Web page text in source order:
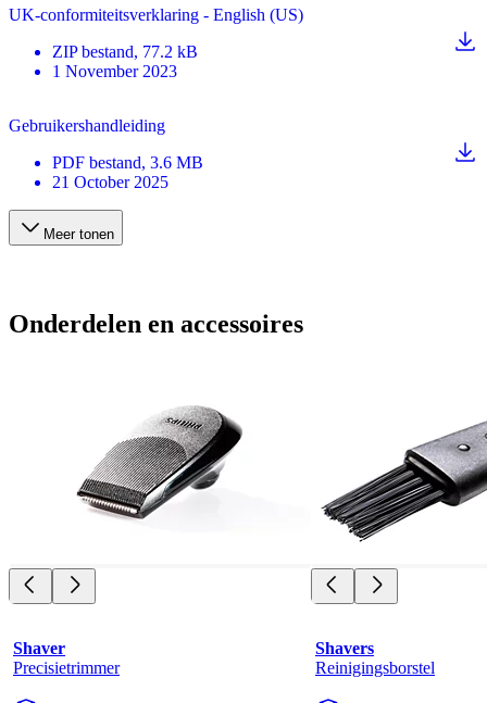
UK-conformiteitsverklaring - English (US)
ZIP bestand, 77.2 kB
1 November 2023
Gebruikershandleiding
PDF bestand, 3.6 MB
21 October 2025
Meer tonen
Onderdelen en accessoires
Shaver
Precisietrimmer
Shavers
Reinigingsborstel